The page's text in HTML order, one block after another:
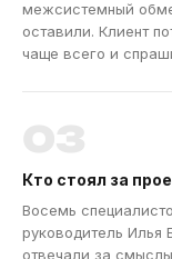
межсистемный
оставили. Клиент
чаще всего и
Кто стоял за
Восемь
руководитель Илья
отвечали за